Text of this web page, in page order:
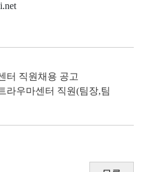
터 직원채용 공고
라우마센터 직원(팀장,팀